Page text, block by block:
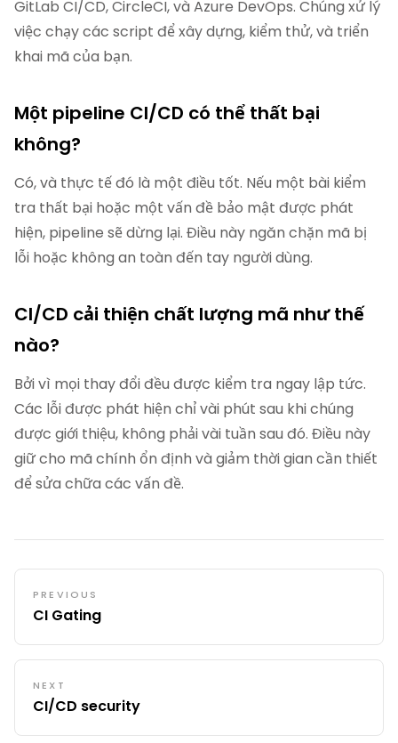
GitLab CI/CD, CircleCI, và Azure DevOps. Chúng xử lý
việc chạy các script để xây dựng, kiểm thử, và triển
khai mã của bạn.
Một pipeline CI/CD có thể thất bại
không?
Có, và thực tế đó là một điều tốt. Nếu một bài kiểm
tra thất bại hoặc một vấn đề bảo mật được phát
hiện, pipeline sẽ dừng lại. Điều này ngăn chặn mã bị
lỗi hoặc không an toàn đến tay người dùng.
CI/CD cải thiện chất lượng mã như thế
nào?
Bởi vì mọi thay đổi đều được kiểm tra ngay lập tức.
Các lỗi được phát hiện chỉ vài phút sau khi chúng
được giới thiệu, không phải vài tuần sau đó. Điều này
giữ cho mã chính ổn định và giảm thời gian cần thiết
để sửa chữa các vấn đề.
PREVIOUS
CI Gating
NEXT
CI/CD security